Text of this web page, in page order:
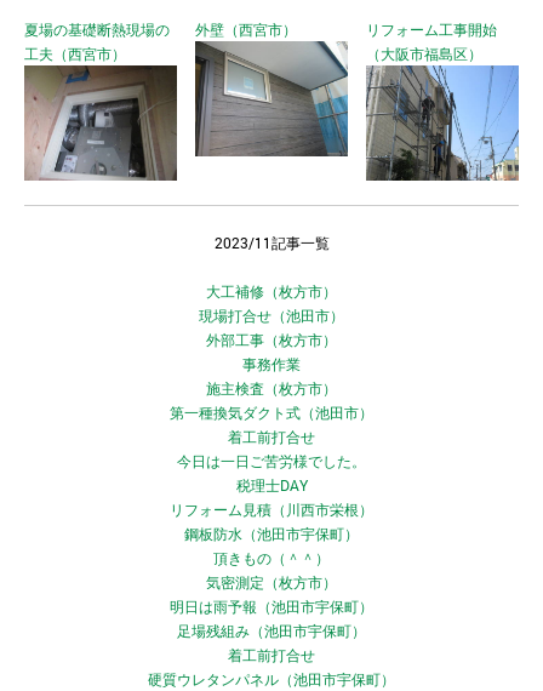
夏場の基礎断熱現場の
工夫（西宮市）
外壁（西宮市）
リフォーム工事開始
（大阪市福島区）
2023/11記事一覧
大工補修（枚方市）
現場打合せ（池田市）
外部工事（枚方市）
事務作業
施主検査（枚方市）
第一種換気ダクト式（池田市）
着工前打合せ
今日は一日ご苦労様でした。
税理士DAY
リフォーム見積（川西市栄根）
鋼板防水（池田市宇保町）
頂きもの（＾＾）
気密測定（枚方市）
明日は雨予報（池田市宇保町）
足場残組み（池田市宇保町）
着工前打合せ
硬質ウレタンパネル（池田市宇保町）